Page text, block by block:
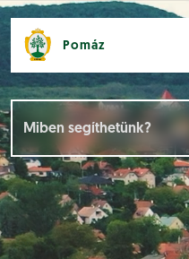
Pomáz
Események []
Dokumentumok [ ]